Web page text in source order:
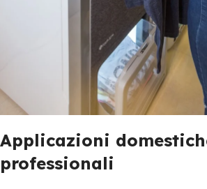
Applicazioni
professionali